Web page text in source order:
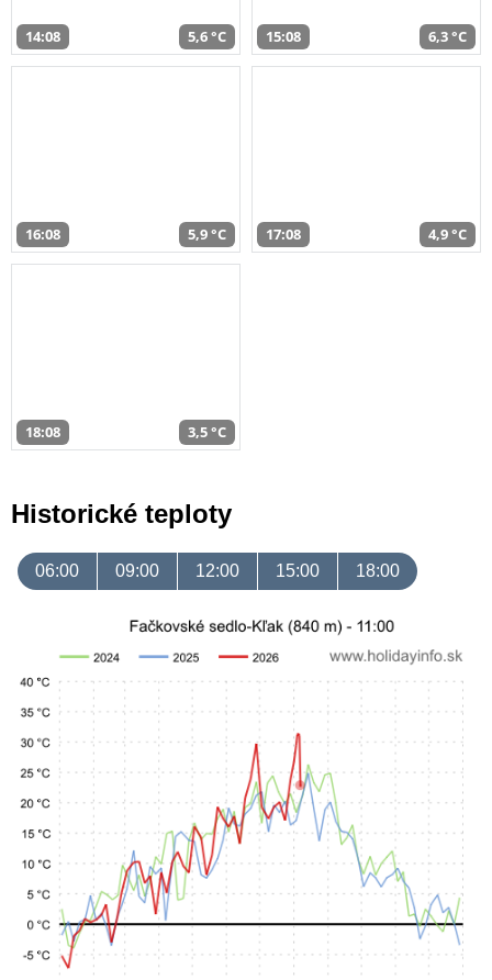
14:08 5,6 °C 15:08 6,3 °C
16:08 5,9 °C 17:08 4,9 °C
18:08 3,5 °C
Historické teploty
06:00 09:00 12:00 15:00 18:00